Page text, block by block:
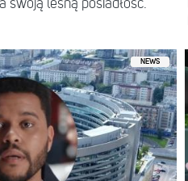
leśną posiadłość.
NEWS